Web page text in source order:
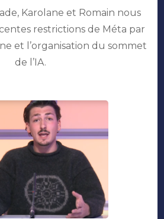
:
restrictions
Méta
Karolane et Romain nous
restrictions de Méta par
et l’organisation du sommet
de l’IA.